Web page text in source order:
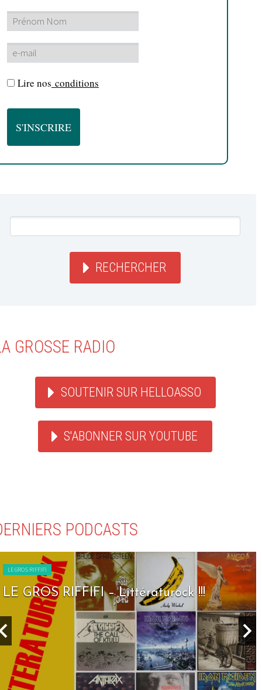
Lire nos conditions
RECHERCHER
GROSSE RADIO
SOUTENIR SUR HELLOASSO
S'ABONNER SUR YOUTUBE
PODCASTS
LE GROS RIFFIFI
LE GROS RIFFIFI – Seven Days To Rock !!!